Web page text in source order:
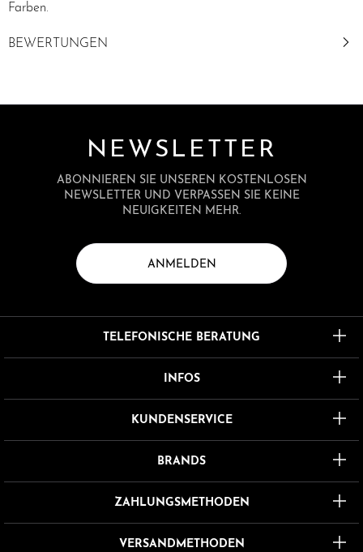
Farben.
BEWERTUNGEN
NEWSLETTER
ABONNIEREN SIE UNSEREN KOSTENLOSEN
NEWSLETTER UND VERPASSEN SIE KEINE
NEUIGKEITEN MEHR.
ANMELDEN
TELEFONISCHE BERATUNG
INFOS
KUNDENSERVICE
BRANDS
ZAHLUNGSMETHODEN
VERSANDMETHODEN